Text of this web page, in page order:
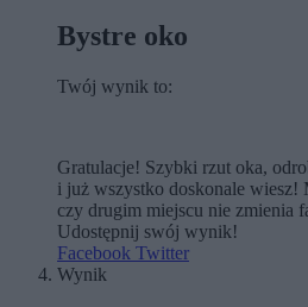
Bystre oko
Twój wynik to:
Gratulacje! Szybki rzut oka,
i już wszystko doskonale wiesz!
czy drugim miejscu nie zmienia
Udostępnij swój wynik!
Facebook Twitter
Wynik